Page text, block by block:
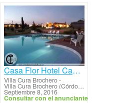
Casa Flor Hotel Cabañas 2 *
Villa Cura Brochero-
Villa Cura Brochero (Córdoba)
Septiembre 8, 2016
Consultar con el anunciante